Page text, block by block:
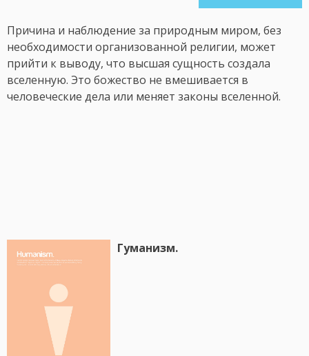
Причина и наблюдение за природным миром, без
необходимости организованной религии, может
прийти к выводу, что высшая сущность создала
вселенную. Это божество не вмешивается в
человеческие дела или меняет законы вселенной.
Гуманизм.